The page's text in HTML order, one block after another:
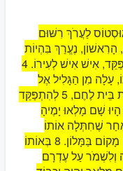
לַעֲרֹךְ רִשּׁוּם
2 הַמִּפְקָד הַזֶּה, הָרִאשׁוֹן, נֶעֱרַךְ בִּהְיוֹת
קִירֶנְיוֹס נְצִיב סוּרְיָה. 3 הַכֹּל הָלְכוּ לְהִתְפַּקֵּד, אִישׁ אִישׁ לְעִירוֹ. 4
עָלָה מִן הַגָּלִיל אֶל
יְהוּדָה, מֵהָעִיר נָצְרַת לְעִיר דָּוִד הַנִּקְרֵאת בֵּית לֶחֶם, 5 לְהִתְפַּקֵּד
וְהִיא הָרָה. 6 כַּאֲשֶׁר הָיוּ שָׁם מָלְאוּ יָמֶיהָ
לְאַחַר שֶׁחִתְּלָה אוֹתוֹ
הִשְׁכִּיבָה אוֹתוֹ בְּאֵבוּס, כִּי לֹא הָיָה לָהֶם מָקוֹם בַּמָּלוֹן. 8 בְּאוֹתוֹ
וְלִשְׁמֹר עַל עֶדְרָם